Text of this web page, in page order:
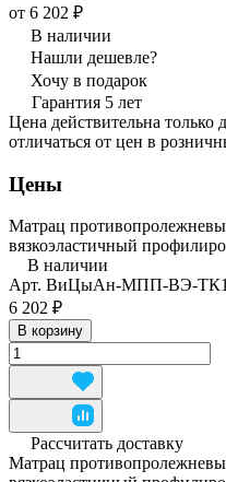
от 6 202 ₽
В наличии
Нашли дешевле?
Хочу в подарок
Гарантия 5 лет
Цена действительна только
отличаться от цен в
Цены
Матрац
вязкоэластичный
В наличии
Арт. ВиЦыАн-МПП-ВЭ-
6 202 ₽
В корзину
Рассчитать доставку
Матрац